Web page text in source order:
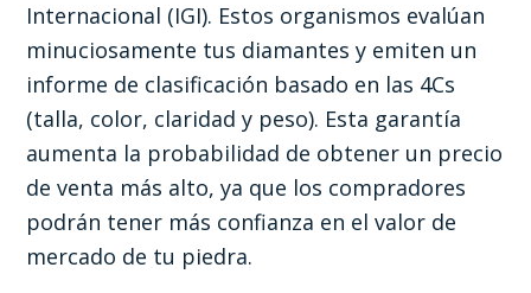
Internacional (IGI). Estos organismos evalúan
minuciosamente tus diamantes y emiten un
informe de clasificación basado en las 4Cs
(talla, color, claridad y peso). Esta garantía
aumenta la probabilidad de obtener un precio
de venta más alto, ya que los compradores
podrán tener más confianza en el valor de
mercado de tu piedra.